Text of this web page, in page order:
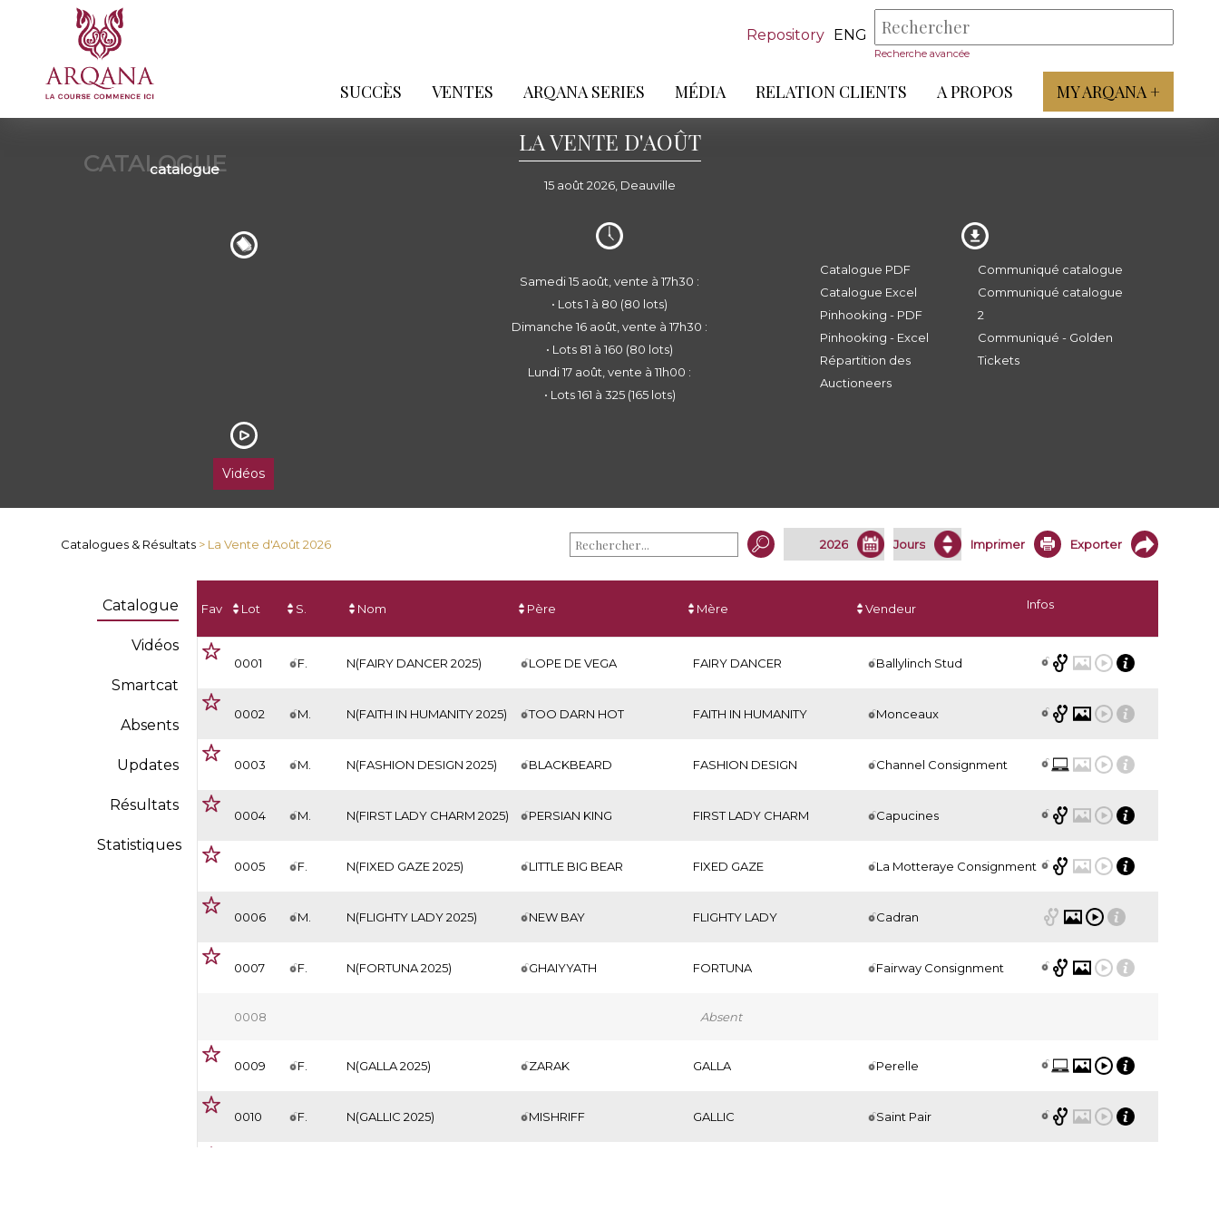
Repository ENG
Recherche avancée
SUCCÈS VENTES ARQANA SERIES MÉDIA RELATION CLIENTS A PROPOS MY ARQANA +
CATALOGUE
catalogue
LA VENTE D'AOÛT
15 août 2026, Deauville
Vidéos
Samedi 15 août, vente à 17h30 :
• Lots 1 à 80 (80 lots)
Dimanche 16 août, vente à 17h30 :
• Lots 81 à 160 (80 lots)
Lundi 17 août, vente à 11h00 :
• Lots 161 à 325 (165 lots)
Catalogue PDF
Catalogue Excel
Pinhooking - PDF
Pinhooking - Excel
Répartition des
Auctioneers
Communiqué catalogue
Communiqué catalogue
2
Communiqué - Golden
Tickets
Catalogues & Résultats > La Vente d'Août 2026 Imprimer Exporter
Catalogue
Vidéos
Smartcat
Absents
Updates
Résultats
Statistiques
Fav Lot S. Nom Père Mère Vendeur Infos
0001 F. N(FAIRY DANCER 2025) LOPE DE VEGA FAIRY DANCER Ballylinch Stud
0002 M. N(FAITH IN HUMANITY 2025) TOO DARN HOT FAITH IN HUMANITY Monceaux
0003 M. N(FASHION DESIGN 2025) BLACKBEARD FASHION DESIGN Channel Consignment
0004 M. N(FIRST LADY CHARM 2025) PERSIAN KING FIRST LADY CHARM Capucines
0005 F. N(FIXED GAZE 2025) LITTLE BIG BEAR FIXED GAZE La Motteraye Consignment
0006 M. N(FLIGHTY LADY 2025) NEW BAY FLIGHTY LADY Cadran
0007 F. N(FORTUNA 2025) GHAIYYATH FORTUNA Fairway Consignment
0008 Absent
0009 F. N(GALLA 2025) ZARAK GALLA Perelle
0010 F. N(GALLIC 2025) MISHRIFF GALLIC Saint Pair